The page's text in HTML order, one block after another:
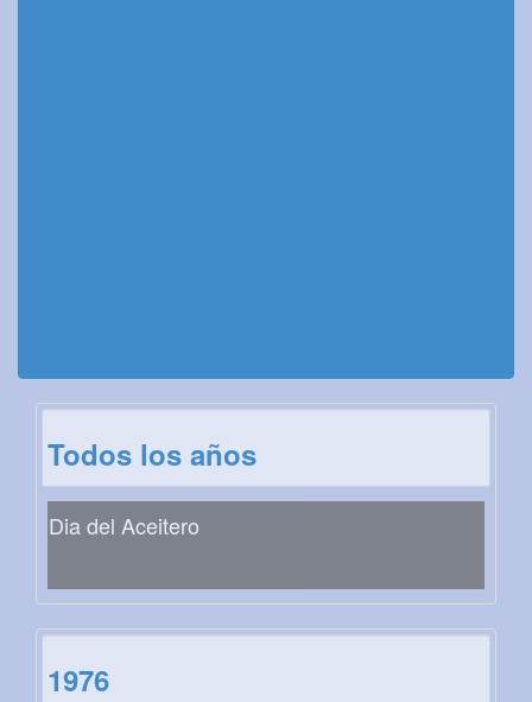
Todos los años
Dia del Aceitero
1976